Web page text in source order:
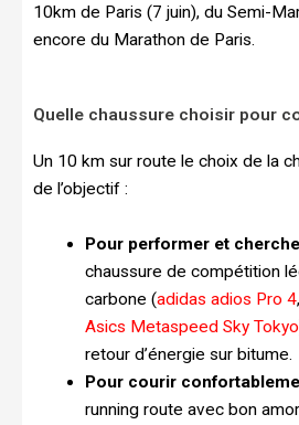
10km de Paris (7 juin), du Semi-
encore du Marathon de Paris.
Quelle chaussure choisir pour
Un 10 km sur route le choix de la
de l’objectif :
Pour performer et
chaussure de compétition
carbone (adidas adios Pro 4,
Asics Metaspeed Sky Tokyo
retour d’énergie sur bitume.
Pour courir
running route avec bon